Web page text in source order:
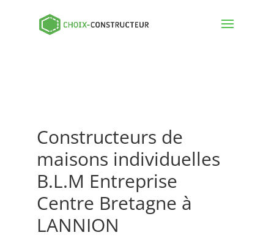
Constructeurs de
maisons individuelles
B.L.M Entreprise
Centre Bretagne à
LANNION